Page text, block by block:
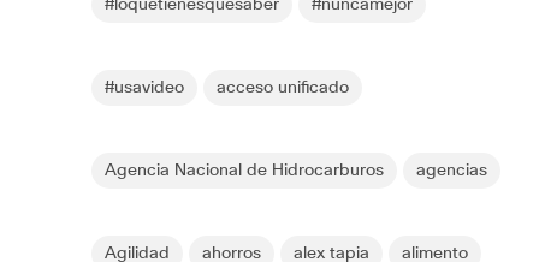
#loquetienesquesaber #nuncamejor
#usavideo acceso unificado
Agencia Nacional de Hidrocarburos agencias
Agilidad ahorros alex tapia alimento